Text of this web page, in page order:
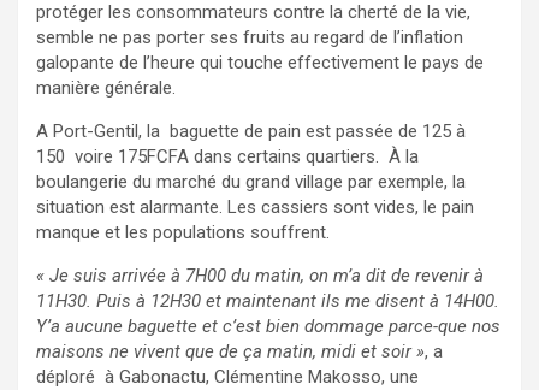
protéger les consommateurs contre la cherté de la vie,
semble ne pas porter ses fruits au regard de l’inflation
galopante de l’heure qui touche effectivement le pays de
manière générale.
A Port-Gentil, la baguette de pain est passée de 125 à
150 voire 175FCFA dans certains quartiers. À la
boulangerie du marché du grand village par exemple, la
situation est alarmante. Les cassiers sont vides, le pain
manque et les populations souffrent.
« Je suis arrivée à 7H00 du matin, on m’a dit de revenir à
11H30. Puis à 12H30 et maintenant ils me disent à 14H00.
Y’a aucune baguette et c’est bien dommage parce-que nos
maisons ne vivent que de ça matin, midi et soir », a
déploré à Gabonactu, Clémentine Makosso, une